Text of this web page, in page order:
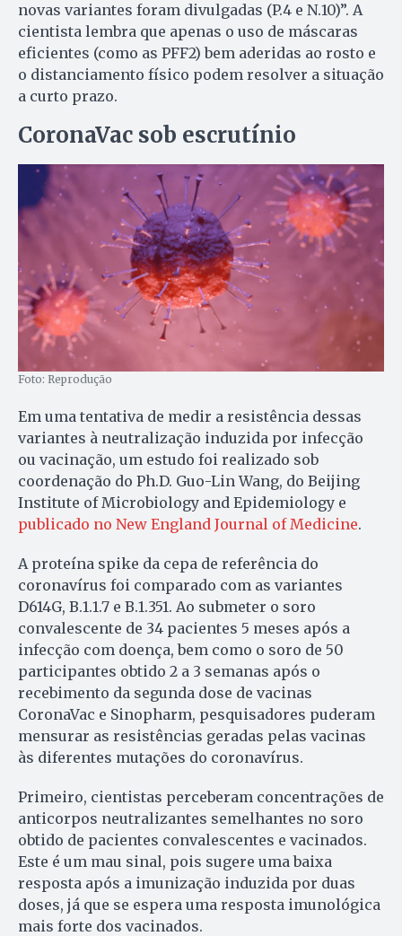
novas variantes foram divulgadas (P.4 e N.10)”. A
cientista lembra que apenas o uso de máscaras
eficientes (como as PFF2) bem aderidas ao rosto e
o distanciamento físico podem resolver a situação
a curto prazo.
CoronaVac sob escrutínio
Foto: Reprodução
Em uma tentativa de medir a resistência dessas
variantes à neutralização induzida por infecção
ou vacinação, um estudo foi realizado sob
coordenação do Ph.D. Guo-Lin Wang, do Beijing
Institute of Microbiology and Epidemiology e
publicado no New England Journal of Medicine.
A proteína spike da cepa de referência do
coronavírus foi comparado com as variantes
D614G, B.1.1.7 e B.1.351. Ao submeter o soro
convalescente de 34 pacientes 5 meses após a
infecção com doença, bem como o soro de 50
participantes obtido 2 a 3 semanas após o
recebimento da segunda dose de vacinas
CoronaVac e Sinopharm, pesquisadores puderam
mensurar as resistências geradas pelas vacinas
às diferentes mutações do coronavírus.
Primeiro, cientistas perceberam concentrações de
anticorpos neutralizantes semelhantes no soro
obtido de pacientes convalescentes e vacinados.
Este é um mau sinal, pois sugere uma baixa
resposta após a imunização induzida por duas
doses, já que se espera uma resposta imunológica
mais forte dos vacinados.